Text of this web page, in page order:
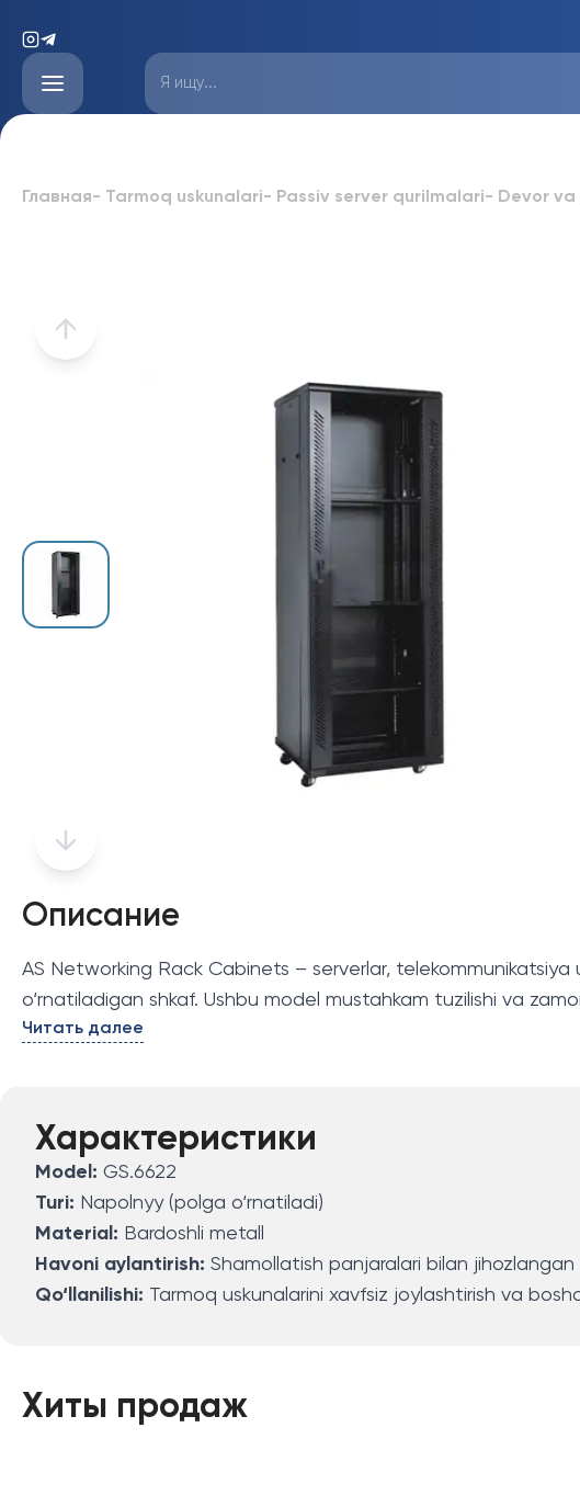
Главная- Tarmoq uskunalari- Passiv server qurilmalari- Devor
Описание
AS Networking Rack Cabinets – serverlar,
o‘rnatiladigan shkaf. Ushbu model mustahkam tuzilishi va
Читать далее
Характеристики
Model: GS.6622
Turi: Napolnyy (polga o‘rnatiladi)
Material: Bardoshli metall
Havoni aylantirish: Shamollatish panjaralari bilan jihozlangan
Qo‘llanilishi: Tarmoq uskunalarini xavfsiz joylashtirish va
Хиты продаж